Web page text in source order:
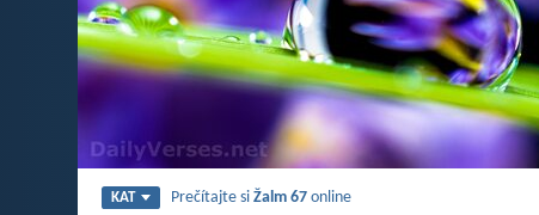
KAT Prečítajte siŽalm 67 online